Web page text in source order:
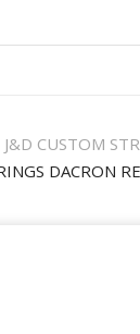
J&D CUSTOM
DACRON